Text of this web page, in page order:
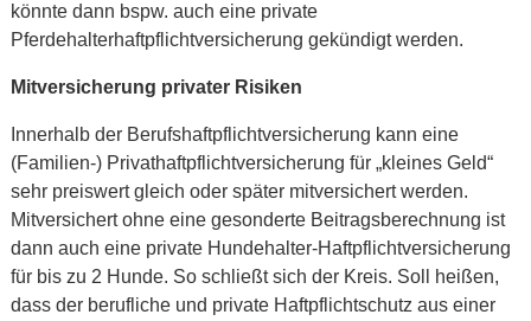
könnte dann bspw. auch eine private
Pferdehalterhaftpflichtversicherung gekündigt werden.
Mitversicherung privater Risiken
Innerhalb der Berufshaftpflichtversicherung kann eine
(Familien-) Privathaftpflichtversicherung für „kleines Geld“
sehr preiswert gleich oder später mitversichert werden.
Mitversichert ohne eine gesonderte Beitragsberechnung ist
dann auch eine private Hundehalter-Haftpflichtversicherung
für bis zu 2 Hunde. So schließt sich der Kreis. Soll heißen,
dass der berufliche und private Haftpflichtschutz aus einer